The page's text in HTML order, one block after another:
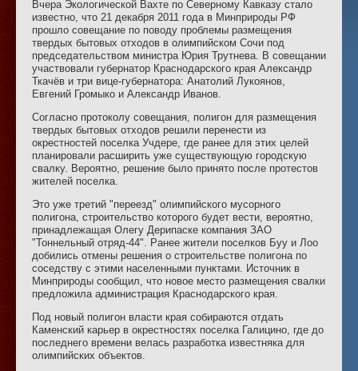
Вчера Экологической Вахте по Северному Кавказу стало
известно, что 21 декабря 2011 года в Минприроды РФ
прошло совещание по поводу проблемы размещения
твердых бытовых отходов в олимпийском Сочи под
председательством министра Юрия Трутнева. В совещании
участвовали губернатор Краснодарского края Александр
Ткачёв и три вице-губернатора: Анатолий Лукоянов,
Евгений Громыко и Александр Иванов.
Согласно протоколу совещания, полигон для размещения
твердых бытовых отходов решили перенести из
окрестностей поселка Учдере, где ранее для этих целей
планировали расширить уже существующую городскую
свалку. Вероятно, решение было принято после протестов
жителей поселка.
Это уже третий "переезд" олимпийского мусорного
полигона, строительство которого будет вести, вероятно,
принадлежащая Олегу Дерипаске компания ЗАО
"Тоннельный отряд-44". Ранее жители поселков Буу и Лоо
добились отмены решения о строительстве полигона по
соседству с этими населенными пунктами. Источник в
Минприроды сообщил, что новое место размещения свалки
предложила администрация Краснодарского края.
Под новый полигон власти края собираются отдать
Каменский карьер в окрестностях поселка Галицино, где до
последнего времени велась разработка известняка для
олимпийских объектов.